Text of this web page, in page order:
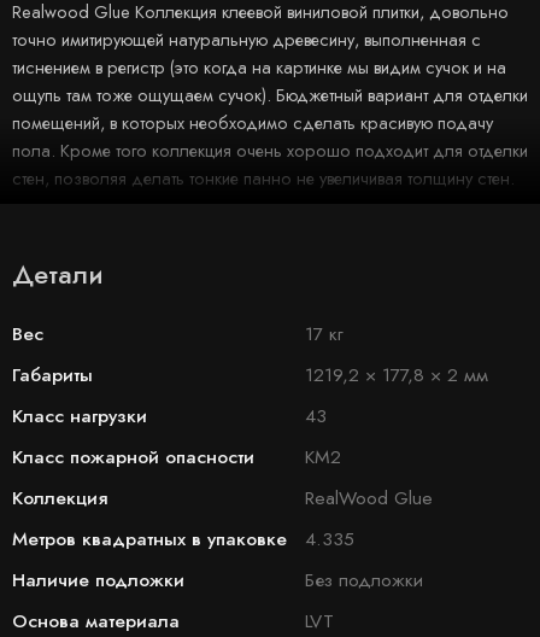
Realwood Glue Коллекция клеевой виниловой плитки, довольно
точно имитирующей натуральную древесину, выполненная с
тиснением в регистр (это когда на картинке мы видим сучок и на
ощупь там тоже ощущаем сучок). Бюджетный вариант для отделки
помещений, в которых необходимо сделать красивую подачу
пола. Кроме того коллекция очень хорошо подходит для отделки
стен, позволяя делать тонкие панно не увеличивая толщину стен.
Детали
Вес
17 кг
Габариты
1219,2 × 177,8 × 2 мм
Класс нагрузки
43
Класс пожарной опасности
КМ2
Коллекция
RealWood Glue
Метров квадратных в упаковке
4.335
Наличие подложки
Без подложки
Основа материала
LVT